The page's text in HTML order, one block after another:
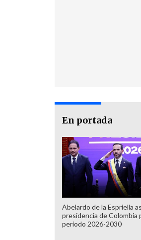
En portada
Abelardo de la Espriella
presidencia de Colombia
periodo 2026-2030